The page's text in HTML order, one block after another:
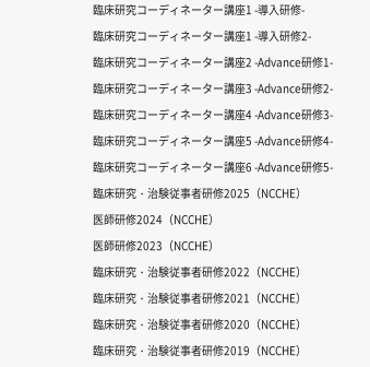
臨床研究コーディネーター講座1 -導入研修-
臨床研究コーディネーター講座1 -導入研修2-
臨床研究コーディネーター講座2 -Advance研修1-
臨床研究コーディネーター講座3 -Advance研修2-
臨床研究コーディネーター講座4 -Advance研修3-
臨床研究コーディネーター講座5 -Advance研修4-
臨床研究コーディネーター講座6 -Advance研修5-
臨床研究・治験従事者研修2025（NCCHE）
医師研修2024（NCCHE）
医師研修2023（NCCHE）
臨床研究・治験従事者研修2022（NCCHE）
臨床研究・治験従事者研修2021（NCCHE）
臨床研究・治験従事者研修2020（NCCHE）
臨床研究・治験従事者研修2019（NCCHE）